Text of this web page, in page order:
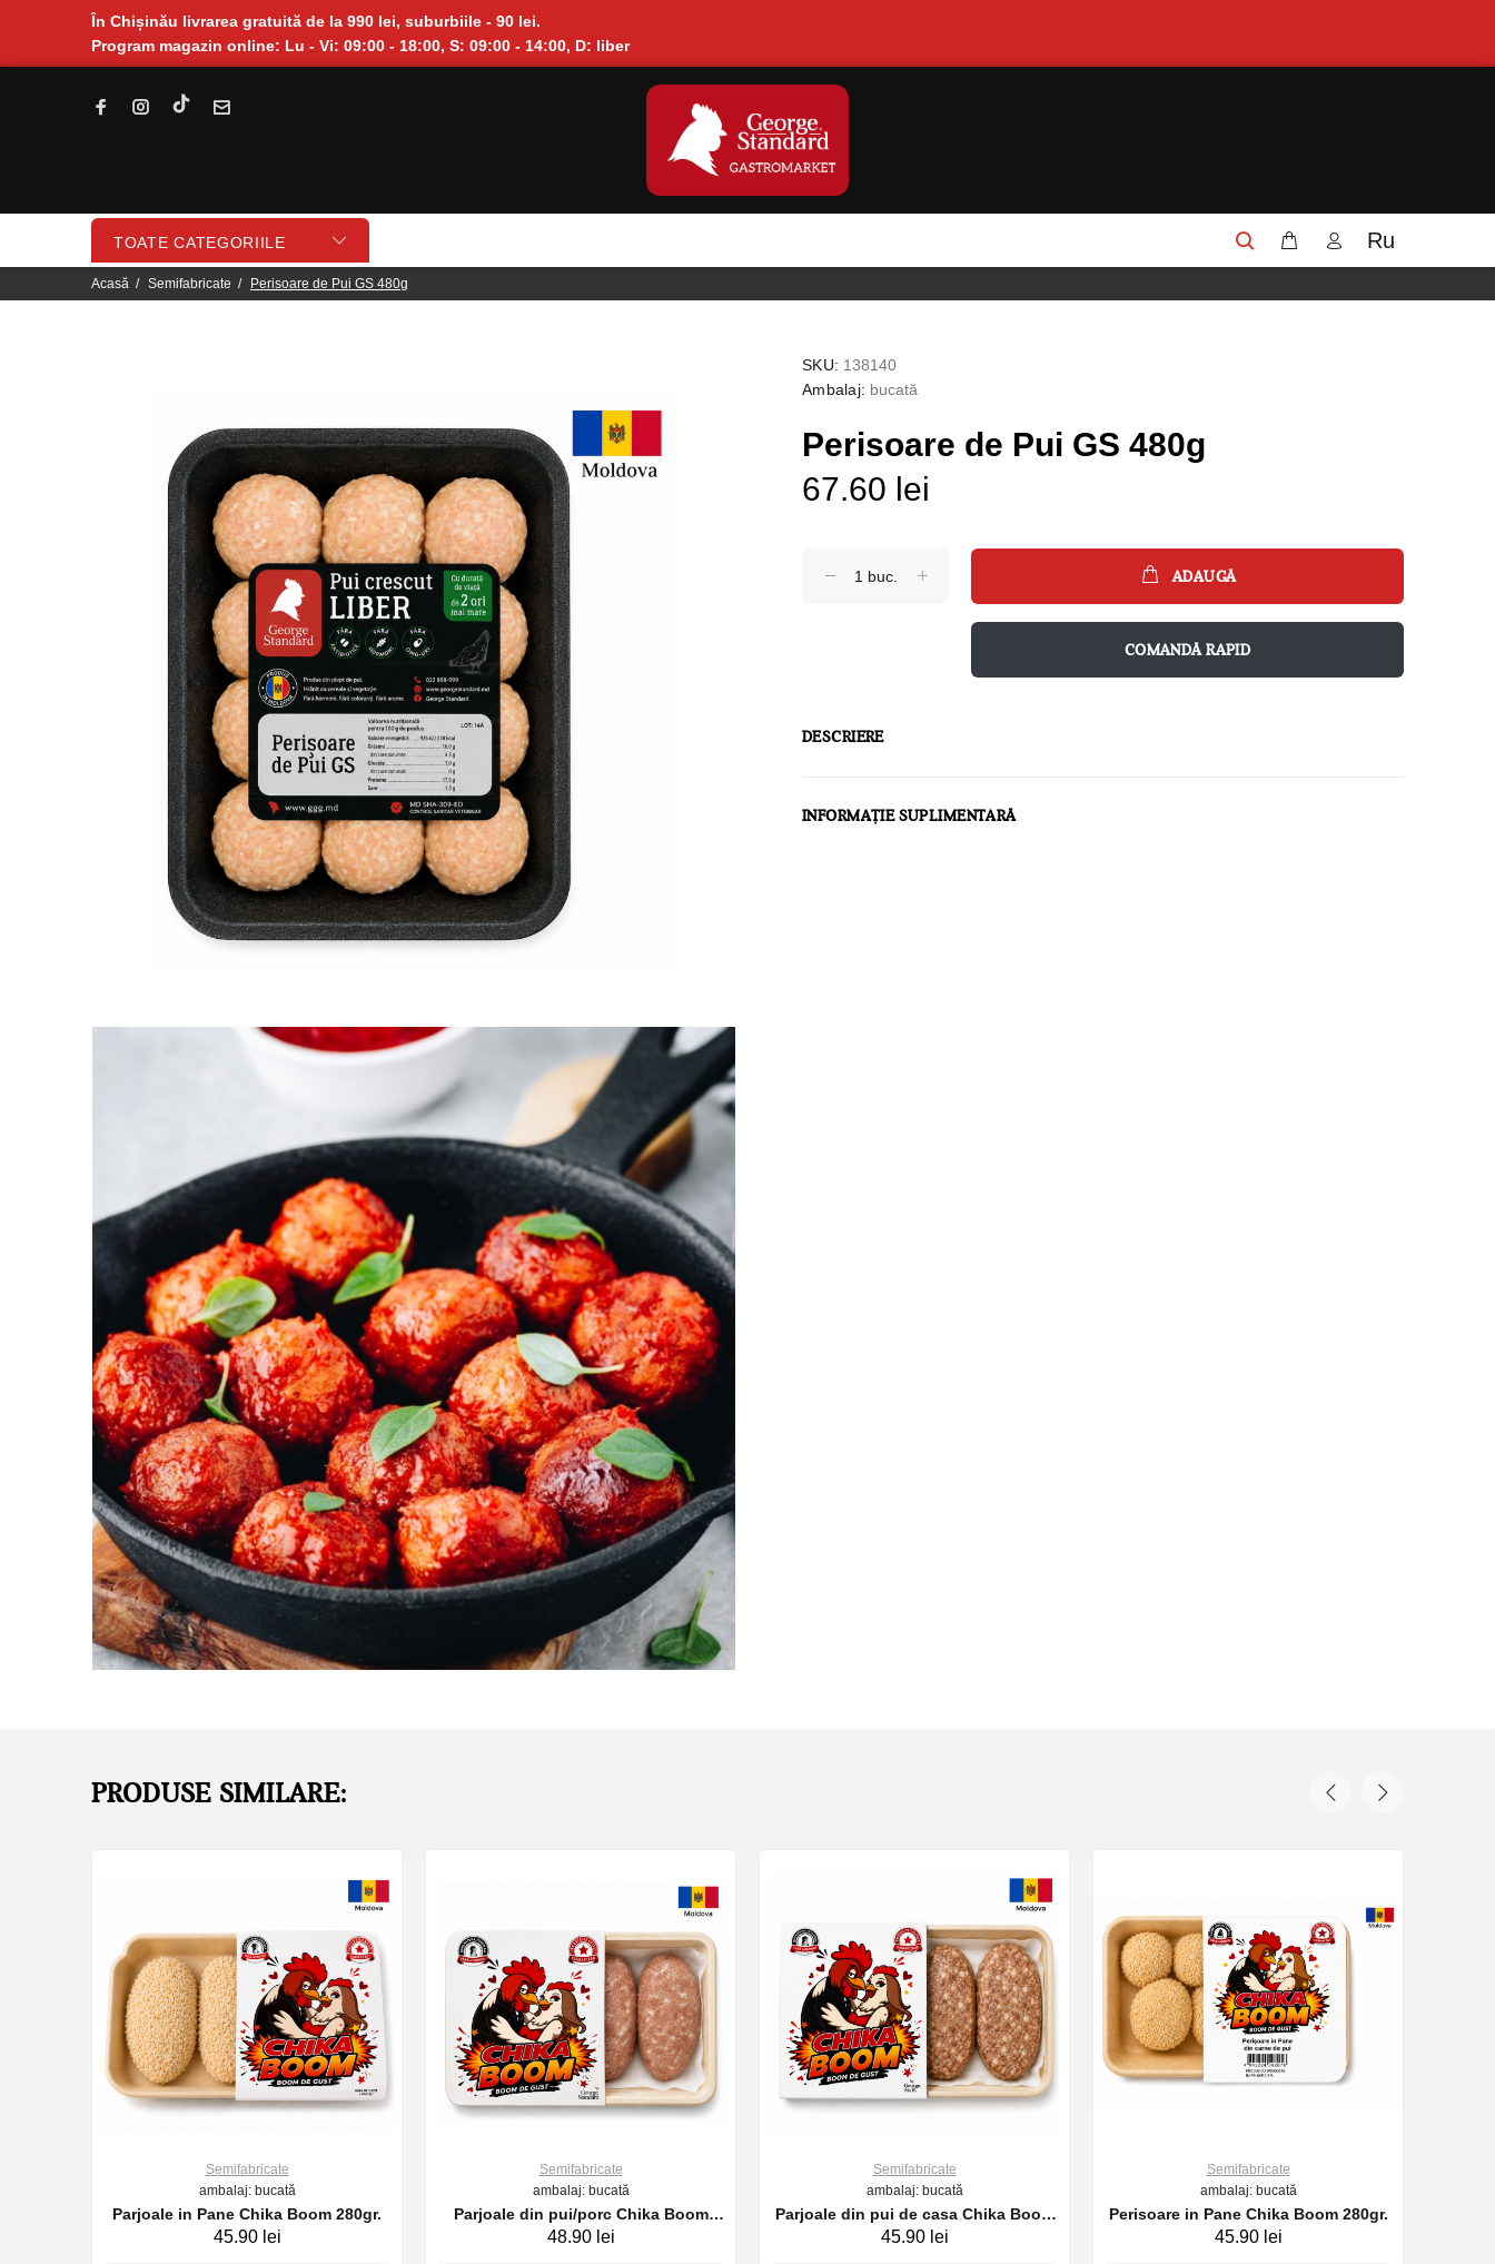
În Chișinău livrarea gratuită de la 990 lei, suburbiile - 90 lei.
Program magazin online: Lu - Vi: 09:00 - 18:00, S: 09:00 - 14:00, D: liber
TOATE CATEGORIILE Ru
Acasă Semifabricate Perisoare de Pui GS 480g
SKU: 138140
Ambalaj: bucată
Perisoare de Pui GS 480g
67.60 lei
ADAUGĂ
COMANDĂ RAPID
DESCRIERE
INFORMAȚIE SUPLIMENTARĂ
PRODUSE SIMILARE:
Semifabricate
ambalaj: bucată
Parjoale in Pane Chika Boom 280gr.
45.90 lei
Semifabricate
ambalaj: bucată
Parjoale din pui/porc Chika Boom
235gr.
48.90 lei
Semifabricate
ambalaj: bucată
Parjoale din pui de casa Chika Boom
235gr.
45.90 lei
Semifabricate
ambalaj: bucată
Perisoare in Pane Chika Boom 280gr.
45.90 lei